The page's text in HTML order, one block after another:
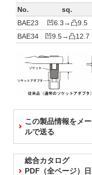
No. sq.
BAE23
凹6.3→凸9.5
BAE34
凹9.5→凸12.7
この製品情報をメー
ルで送る
総合カタログ
PDF（全ページ）日